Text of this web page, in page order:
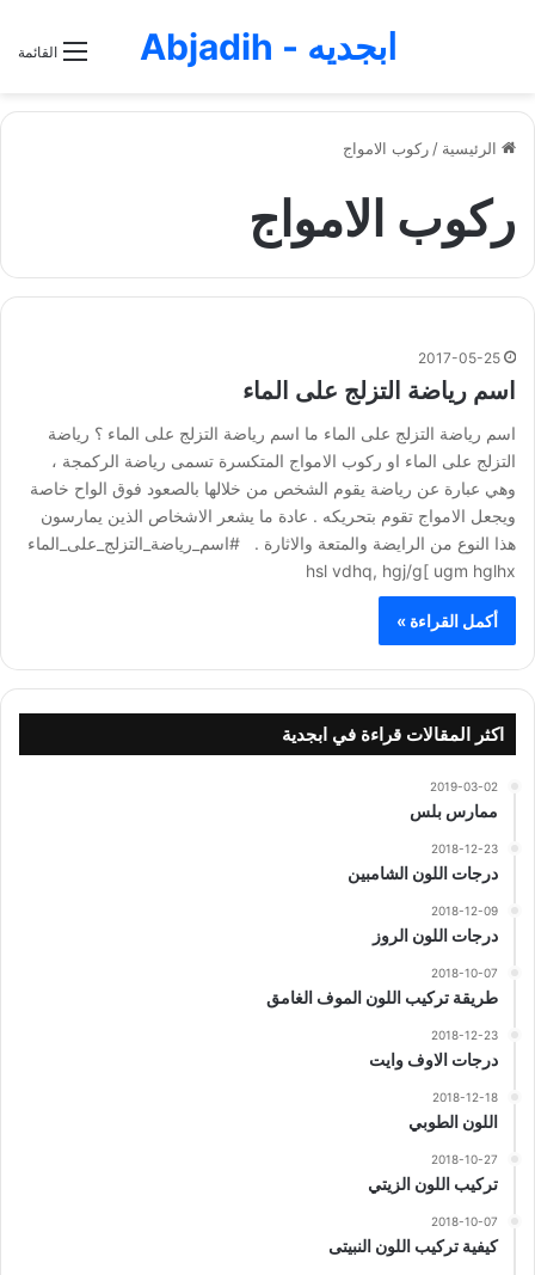
القائمة ابجديه - Abjadih
الرئيسية / ركوب الامواج
ركوب الامواج
2017-05-25
اسم رياضة التزلج على الماء
اسم رياضة التزلج على الماء ما اسم رياضة التزلج على الماء ؟ رياضة
التزلج على الماء او ركوب الامواج المتكسرة تسمى رياضة الركمجة ،
وهي عبارة عن رياضة يقوم الشخص من خلالها بالصعود فوق الواح خاصة
ويجعل الامواج تقوم بتحريكه . عادة ما يشعر الاشخاص الذين يمارسون
هذا النوع من الرايضة والمتعة والاثارة . #اسم_رياضة_التزلج_على_الماء
hsl vdhq, hgj/g[ ugm hglhx
أكمل القراءة »
اكثر المقالات قراءة في ابجدية
2019-03-02
ممارس بلس
2018-12-23
درجات اللون الشامبين
2018-12-09
درجات اللون الروز
2018-10-07
طريقة تركيب اللون الموف الغامق
2018-12-23
درجات الاوف وايت
2018-12-18
اللون الطوبي
2018-10-27
تركيب اللون الزيتي
2018-10-07
كيفية تركيب اللون النبيتى